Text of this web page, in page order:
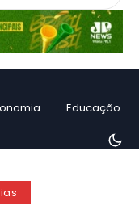
Educação